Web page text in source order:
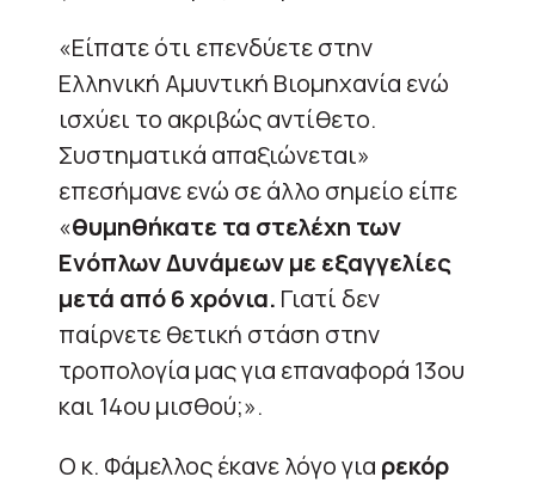
«Είπατε ότι επενδύετε στην
Ελληνική Αμυντική Βιομηχανία ενώ
ισχύει το ακριβώς αντίθετο.
Συστηματικά απαξιώνεται»
επεσήμανε ενώ σε άλλο σημείο είπε
«θυμηθήκατε τα στελέχη των
Ενόπλων Δυνάμεων με εξαγγελίες
μετά από 6 χρόνια. Γιατί δεν
παίρνετε θετική στάση στην
τροπολογία μας για επαναφορά 13ου
και 14ου μισθού;».
Ο κ. Φάμελλος έκανε λόγο για ρεκόρ